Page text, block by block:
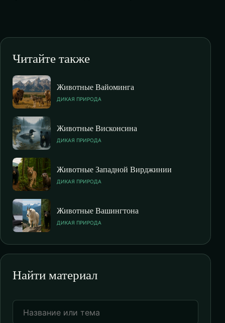
Читайте также
Животные Вайоминга
ДИКАЯ ПРИРОДА
Животные Висконсина
ДИКАЯ ПРИРОДА
Животные Западной Вирджинии
ДИКАЯ ПРИРОДА
Животные Вашингтона
ДИКАЯ ПРИРОДА
Найти материал